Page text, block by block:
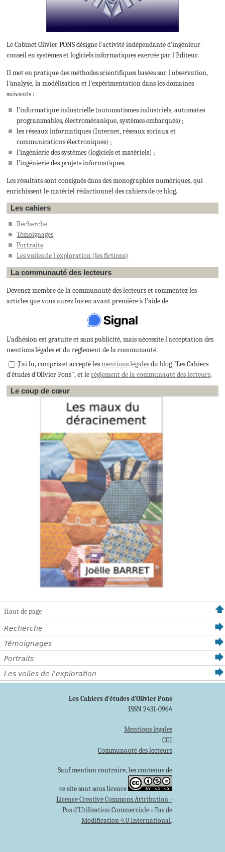
Le Cabinet Olivier PONS désigne l'activité indépendante d'ingénieur-
conseil en systèmes et logiciels informatiques exercée par l'Editeur.
Il met en pratique des méthodes scientifiques basées sur l'observation,
l'analyse, la modélisation et l'expérimentation dans les domaines
suivants :
l'informatique industrielle (automatismes industriels, automates
programmables, électromécanique, systèmes embarqués) ;
les réseaux informatiques (Internet, réseaux sociaux et
communications électroniques) ;
l'ingénierie des systèmes (logiciels et matériels) ;
l'ingénierie des projets informatiques.
Les résultats sont consignés dans des monographies numériques, qui
enrichissent le matériel rédactionnel des cahiers de ce blog.
Les cahiers
Recherche
Témoignages
Portraits
Les voiles de l'exploration (les fictions)
La communauté des lecteurs
Devenez membre de la communauté des lecteurs et commentez les
articles que vous aurez lus en avant première à l'aide de
L'adhésion est gratuite et sans publicité, mais nécessite l'acceptation des
mentions légales et du règlement de la communauté.
J'ai lu, compris et accepté lesmentions légalesdu blog "Les Cahiers
d'études d'Olivier Pons", et lerèglement de la communauté des lecteurs.
Le coup de cœur
Haut de page
Recherche
Témoignages
Portraits
Les voiles de l'exploration
Les Cahiers d'études d'Olivier Pons
ISSN 2431-0964
Mentions légales
CGI
Communauté des lecteurs
Sauf mention contraire, les contenus de
ce site sont sous licence
Licence Creative Commons Attribution -
Pas d'Utilisation Commerciale - Pas de
Modification 4.0 International.